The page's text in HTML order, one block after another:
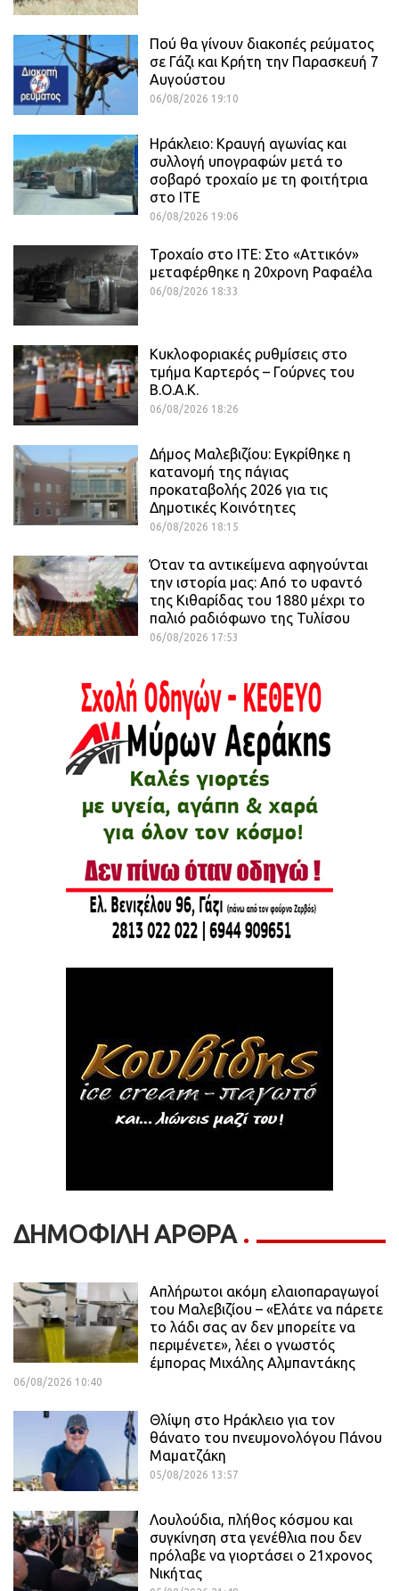
Πού θα γίνουν διακοπές ρεύματος
σε Γάζι και Κρήτη την Παρασκευή 7
Αυγούστου
06/08/2026 19:10
Ηράκλειο: Κραυγή αγωνίας και
συλλογή υπογραφών μετά το
σοβαρό τροχαίο με τη φοιτήτρια
στο ΙΤΕ
06/08/2026 19:06
Τροχαίο στο ΙΤΕ: Στο «Αττικόν»
μεταφέρθηκε η 20χρονη Ραφαέλα
06/08/2026 18:33
Κυκλοφοριακές ρυθμίσεις στο
τμήμα Καρτερός – Γούρνες του
Β.Ο.Α.Κ.
06/08/2026 18:26
Δήμος Μαλεβιζίου: Εγκρίθηκε η
κατανομή της πάγιας
προκαταβολής 2026 για τις
Δημοτικές Κοινότητες
06/08/2026 18:15
Όταν τα αντικείμενα αφηγούνται
την ιστορία μας: Από το υφαντό
της Κιθαρίδας του 1880 μέχρι το
παλιό ραδιόφωνο της Τυλίσου
06/08/2026 17:53
ΔΗΜΟΦΙΛΗ ΑΡΘΡΑ
Απλήρωτοι ακόμη ελαιοπαραγωγοί
του Μαλεβιζίου – «Ελάτε να πάρετε
το λάδι σας αν δεν μπορείτε να
περιμένετε», λέει ο γνωστός
έμπορας Μιχάλης Αλμπαντάκης
06/08/2026 10:40
Θλίψη στο Ηράκλειο για τον
θάνατο του πνευμονολόγου Πάνου
Μαματζάκη
05/08/2026 13:57
Λουλούδια, πλήθος κόσμου και
συγκίνηση στα γενέθλια που δεν
πρόλαβε να γιορτάσει ο 21χρονος
Νικήτας